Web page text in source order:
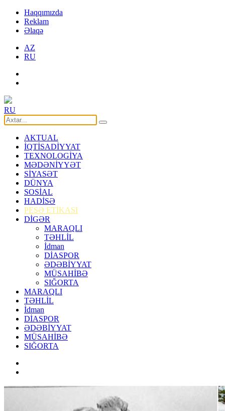
Haqqımızda
Reklam
Əlaqə
AZ
RU
RU
AKTUAL
İQTİSADİYYAT
TEXNOLOGİYA
MƏDƏNİYYƏT
SİYASƏT
DÜNYA
SOSİAL
HADİSƏ
PEŞƏ ETİKASI
DİGƏR
MARAQLI
TƏHLİL
İdman
DİASPOR
ƏDƏBİYYAT
MÜSAHİBƏ
SIĞORTA
MARAQLI
TƏHLİL
İdman
DİASPOR
ƏDƏBİYYAT
MÜSAHİBƏ
SIĞORTA